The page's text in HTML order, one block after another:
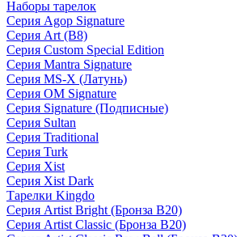
Наборы тарелок
Серия Agop Signature
Серия Art (B8)
Серия Custom Special Edition
Серия Mantra Signature
Серия MS-X (Латунь)
Серия OM Signature
Серия Signature (Подписные)
Серия Sultan
Серия Traditional
Серия Turk
Серия Xist
Серия Xist Dark
Тарелки Kingdo
Серия Artist Bright (Бронза B20)
Серия Artist Classic (Бронза B20)